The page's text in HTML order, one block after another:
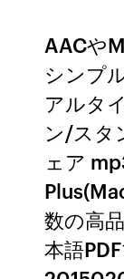
AACや
シンプ
アルタ
ン/スタ
ェア
数の高
本語